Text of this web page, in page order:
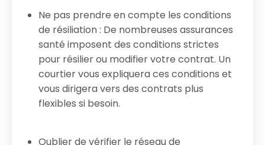
Ne pas prendre en compte les conditions
de résiliation : De nombreuses assurances
santé imposent des conditions strictes
pour résilier ou modifier votre contrat. Un
courtier vous expliquera ces conditions et
vous dirigera vers des contrats plus
flexibles si besoin.
Oublier de vérifier le réseau de